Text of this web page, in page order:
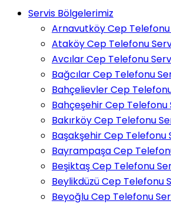
Servis Bölgelerimiz
Arnavutköy Cep Telefonu
Ataköy Cep Telefonu
Avcılar Cep Telefonu
Bağcılar Cep Telefonu
Bahçelievler Cep
Bahçeşehir Cep Telefonu
Bakırköy Cep Telefonu
Başakşehir Cep Telefonu
Bayrampaşa Cep
Beşiktaş Cep Telefonu
Beylikdüzü Cep Telefonu
Beyoğlu Cep Telefonu